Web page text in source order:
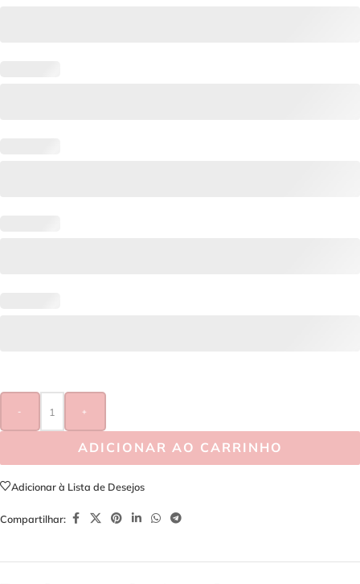
- +
ADICIONAR AO CARRINHO
Adicionar à Lista de Desejos
Compartilhar: